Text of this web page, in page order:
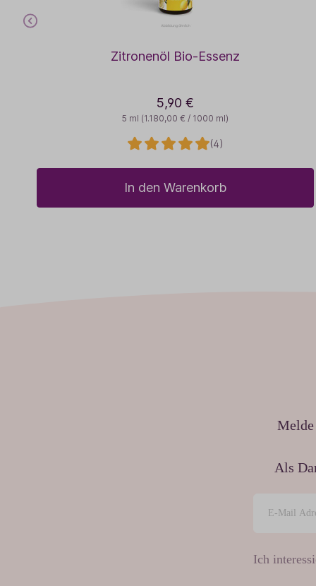
Zitronenöl Bio-Essenz
5 ml (1.180,00 € / 1000 ml)
5,90 €
(4)
In den Warenkorb
Als
Ich